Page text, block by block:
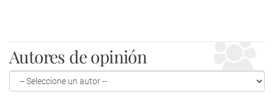
Autores de opinión